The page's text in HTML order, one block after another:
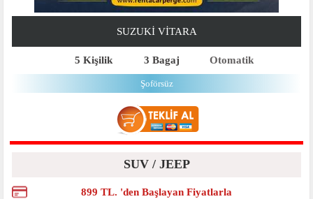
SUZUKI VITARA
5 Kişilik 3 Bagaj Otomatik
Şoförsüz
SUV / JEEP
899 TL. 'den Başlayan Fiyatlarla